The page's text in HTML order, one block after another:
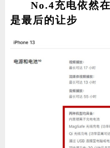
No.4充电依然
是最后的让步